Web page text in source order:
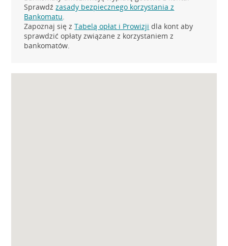
Sprawdźzasady bezpiecznego korzystania z
Bankomatu.
Zapoznaj się zTabelą opłat i Prowizji dla kont aby
sprawdzić opłaty związane z korzystaniem z
bankomatów.